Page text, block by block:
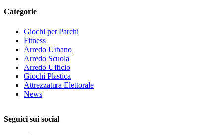
Categorie
Giochi per Parchi
Fitness
Arredo Urbano
Arredo Scuola
Arredo Ufficio
Giochi Plastica
Attrezzatura Elettorale
News
Seguici sui social